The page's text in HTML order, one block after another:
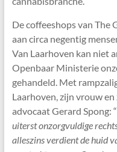
De coffeeshops van The
aan circa negentig
Van Laarhoven kan niet
Openbaar Ministerie
gehandeld. Met
Laarhoven, zijn vrouw
advocaat Gerard Spong: “
uiterst onzorgvuldige
alleszins verdient de huid